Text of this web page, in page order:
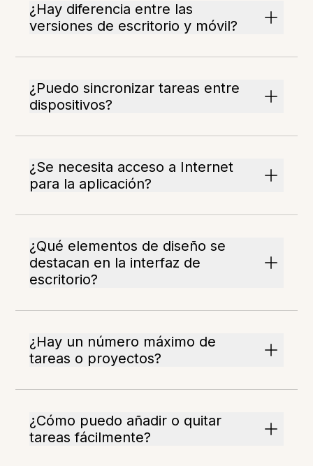
¿Hay diferencia entre las
versiones de escritorio y móvil?
¿Puedo sincronizar tareas entre
dispositivos?
¿Se necesita acceso a Internet
para la aplicación?
¿Qué elementos de diseño se
destacan en la interfaz de
escritorio?
¿Hay un número máximo de
tareas o proyectos?
¿Cómo puedo añadir o quitar
tareas fácilmente?